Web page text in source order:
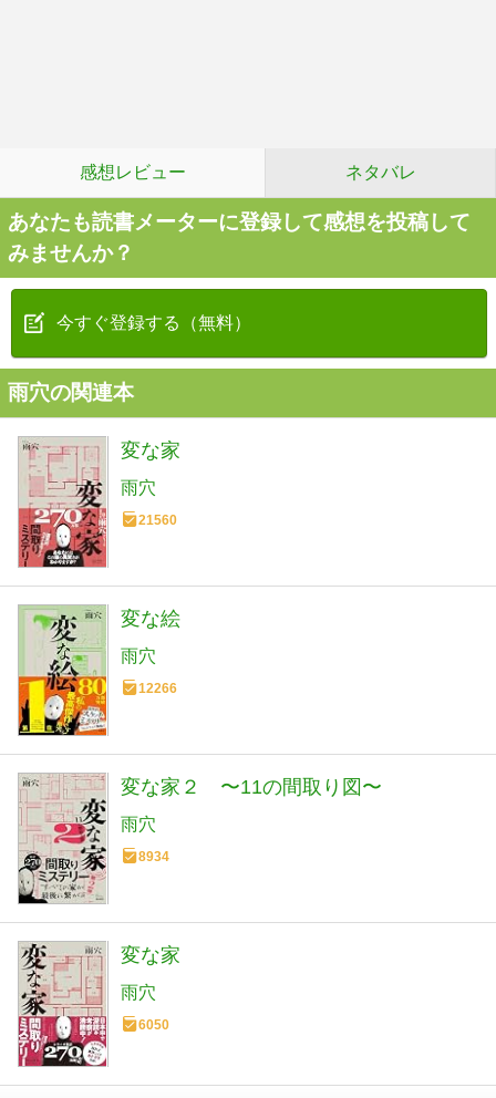
感想レビュー ネタバレ
あなたも読書メーターに登録して感想を投稿して
みませんか？
今すぐ登録する（無料）
雨穴の関連本
変な家
雨穴
21560
変な絵
雨穴
12266
変な家２ 〜11の間取り図〜
雨穴
8934
変な家
雨穴
6050